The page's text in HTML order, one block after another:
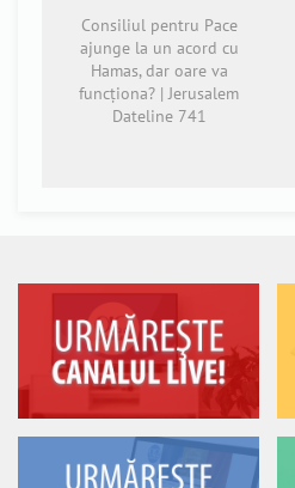
Consiliul pentru Pace
ajunge la un acord cu
Hamas, dar oare va
funcționa? | Jerusalem
Dateline 741